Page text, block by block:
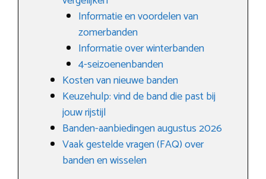
Informatie en voordelen van
zomerbanden
Informatie over winterbanden
4-seizoenenbanden
Kosten van nieuwe banden
Keuzehulp: vind de band die past bij
jouw rijstijl
Banden-aanbiedingen augustus 2026
Vaak gestelde vragen (FAQ) over
banden en wisselen